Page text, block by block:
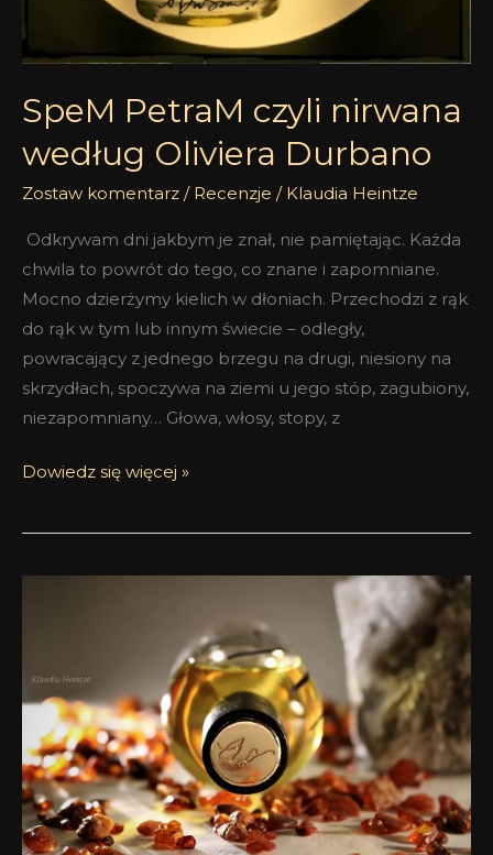
SpeM PetraM czyli nirwana
według Oliviera Durbano
Zostaw komentarz / Recenzje / Klaudia Heintze
Odkrywam dni jakbym je znał, nie pamiętając. Każda
chwila to powrót do tego, co znane i zapomniane.
Mocno dzierżymy kielich w dłoniach. Przechodzi z rąk
do rąk w tym lub innym świecie – odległy,
powracający z jednego brzegu na drugi, niesiony na
skrzydłach, spoczywa na ziemi u jego stóp, zagubiony,
niezapomniany… Głowa, włosy, stopy, z
Dowiedz się więcej »
Pyrit
Ana
Tra
Olivier
Durbano